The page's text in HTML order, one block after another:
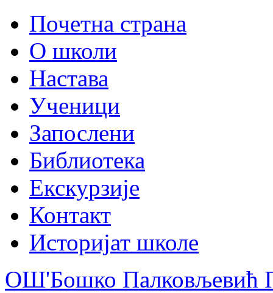
Почетна страна
О школи
Настава
Ученици
Запослени
Библиотека
Екскурзије
Контакт
Историјат школе
ОШ'Бошко Палковљевић